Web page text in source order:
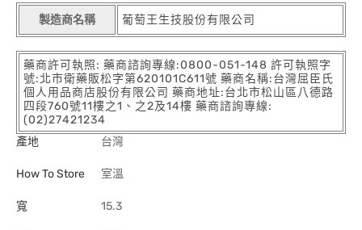
製造商名稱 葡萄王生技股份有限公司
藥商許可執照: 藥商諮詢專線:0800-051-148 許可執照字
號:北市衛藥販松字第620101C611號 藥商名稱:台灣屈臣氏
個人用品商店股份有限公司 藥商地址:台北市松山區八德路
四段760號11樓之1、之2及14樓 藥商諮詢專線:
(02)27421234
產地
台灣
How To Store 室溫
寬 15.3